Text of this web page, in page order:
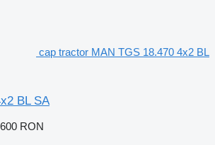
cap tractor MAN TGS 18.470 4x2 BL
BL SA
RON